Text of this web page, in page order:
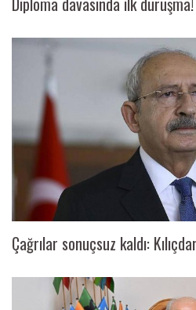
Çağrılar sonuçsuz kaldı: